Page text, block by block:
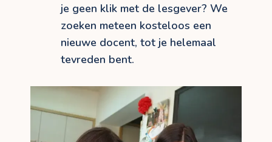
je geen klik met de lesgever? We
zoeken meteen kosteloos een
nieuwe docent, tot je helemaal
tevreden bent.